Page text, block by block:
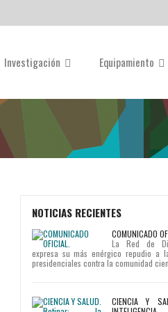
Investigación Equipamiento
NOTICIAS RECIENTES
COMUNICADO
La Red de
expresa su más enérgico repudio a
presidenciales contra la comunidad
CIENCIA Y